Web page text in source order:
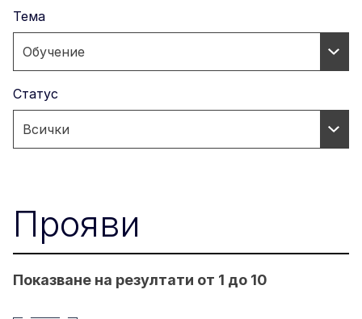
Тема
Статус
Прояви
Показване на резултати от 1 до 10